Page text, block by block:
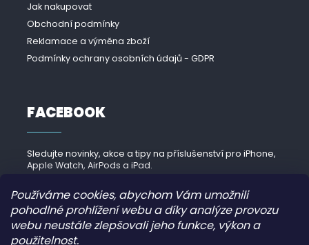
Používáme cookies, abychom Vám umožnili
pohodlné prohlížení webu a díky analýze provozu
webu neustále zlepšovali jeho funkce, výkon a
použitelnost.
Jak nakupovat
Obchodní podmínky
Reklamace a výměna zboží
Podmínky ochrany osobních údajů - GDPR
FACEBOOK
Sledujte novinky, akce a tipy na příslušenství pro iPhone,
Apple Watch, AirPods a iPad.